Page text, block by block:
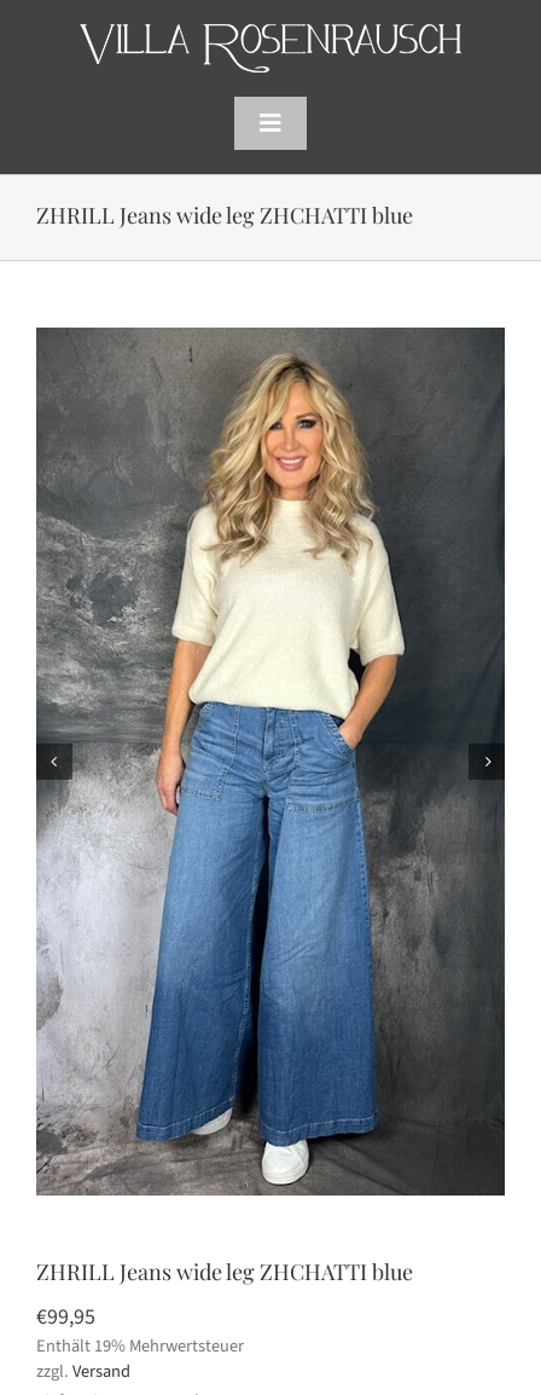
Toggle
Navigation
SHOP
AKTUELLES
WARENKORB
SUCHE
ZHRILL Jeans wide leg ZHCHATTI blue
ZHRILL Jeans wide leg ZHCHATTI blue
€99,95
Enthält 19% Mehrwertsteuer
zzgl.Versand